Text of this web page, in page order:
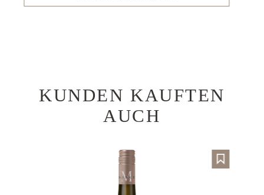
Produktgalerie überspringen
KUNDEN KAUFTEN
AUCH